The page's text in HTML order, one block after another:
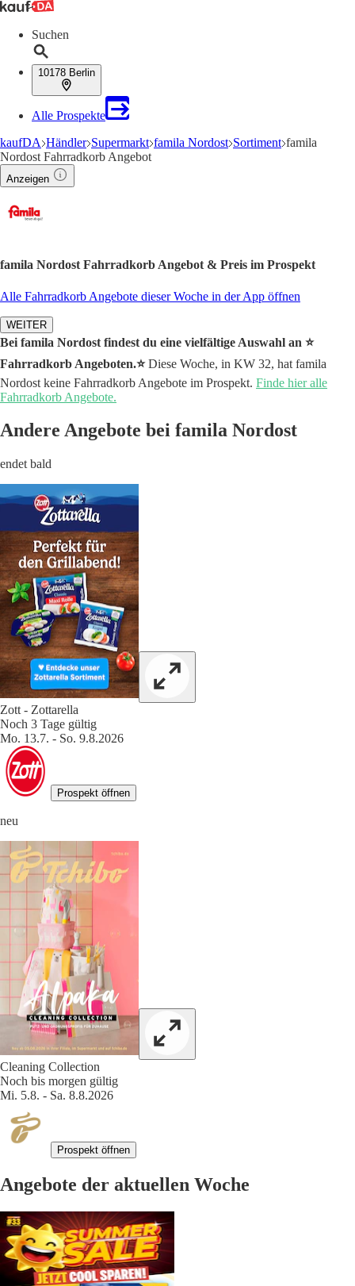
Suchen
10178 Berlin
Alle Prospekte
kaufDA Händler Supermarkt famila Nordost Sortiment famila
Nordost Fahrradkorb Angebot
Anzeigen
famila Nordost Fahrradkorb Angebot & Preis im Prospekt
Alle Fahrradkorb Angebote dieser Woche in der App öffnen
WEITER
Bei famila Nordost findest du eine vielfältige Auswahl an ⭐️
Fahrradkorb Angeboten.⭐️Diese Woche, in KW 32, hat famila
Nordost keine Fahrradkorb Angebote im Prospekt. Finde hier alle
Fahrradkorb Angebote.
Andere Angebote bei famila Nordost
endet bald
Zott - Zottarella
Noch 3 Tage gültig
Mo. 13.7. - So. 9.8.2026
Prospekt öffnen
neu
Cleaning Collection
Noch bis morgen gültig
Mi. 5.8. - Sa. 8.8.2026
Prospekt öffnen
Angebote der aktuellen Woche